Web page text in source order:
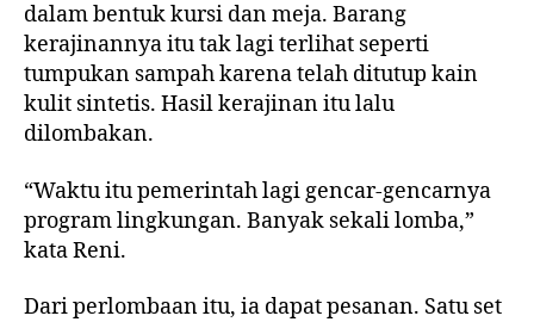
dalam bentuk kursi dan meja. Barang
kerajinannya itu tak lagi terlihat seperti
tumpukan sampah karena telah ditutup kain
kulit sintetis. Hasil kerajinan itu lalu
dilombakan.
“Waktu itu pemerintah lagi gencar-gencarnya
program lingkungan. Banyak sekali lomba,”
kata Reni.
Dari perlombaan itu, ia dapat pesanan. Satu set